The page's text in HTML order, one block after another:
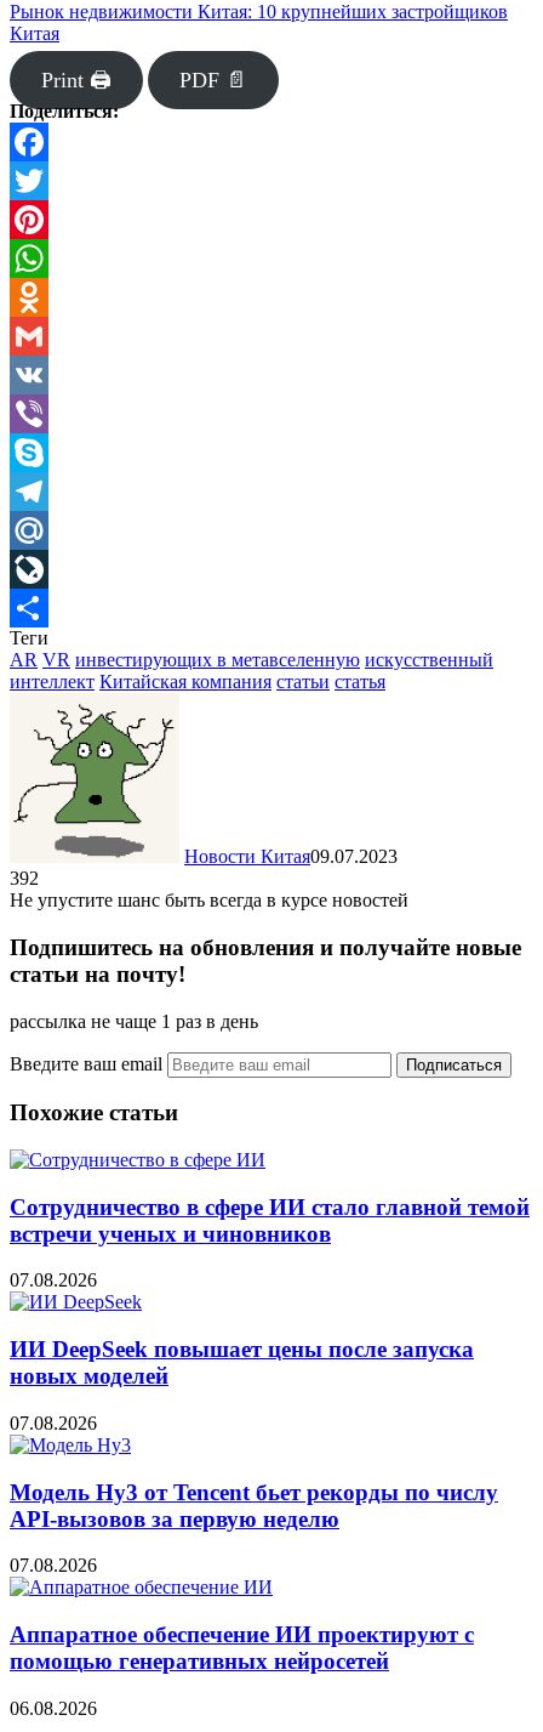
Рынок недвижимости Китая: 10 крупнейших застройщиков
Китая
Print 🖨 PDF 📄
Поделиться:
Facebook
Twitter
Pinterest
WhatsApp
Odnoklassniki
Gmail
VK
Viber
Skype
Telegram
Mail.Ru
LiveJournal
Отправить
Теги
AR VR инвестирующих в метавселенную искусственный
интеллект Китайская компания статьи статья
Новости Китая09.07.2023
392
Не упустите шанс быть всегда в курсе новостей
Подпишитесь на обновления и получайте новые
статьи на почту!
рассылка не чаще 1 раз в день
Введите ваш email
Похожие статьи
Сотрудничество в сфере ИИ стало главной темой
встречи ученых и чиновников
07.08.2026
ИИ DeepSeek повышает цены после запуска
новых моделей
07.08.2026
Модель Hy3 от Tencent бьет рекорды по числу
API-вызовов за первую неделю
07.08.2026
Аппаратное обеспечение ИИ проектируют с
помощью генеративных нейросетей
06.08.2026